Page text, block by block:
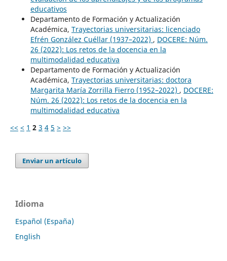
educativos
Departamento de Formación y Actualización
Académica, Trayectorias universitarias: licenciado
Efrén González Cuéllar (1937–2022) , DOCERE: Núm.
26 (2022): Los retos de la docencia en la
multimodalidad educativa
Departamento de Formación y Actualización
Académica, Trayectorias universitarias: doctora
Margarita María Zorrilla Fierro (1952–2022) , DOCERE:
Núm. 26 (2022): Los retos de la docencia en la
multimodalidad educativa
<< < 1 2 3 4 5 > >>
Enviar un artículo
Idioma
Español (España)
English